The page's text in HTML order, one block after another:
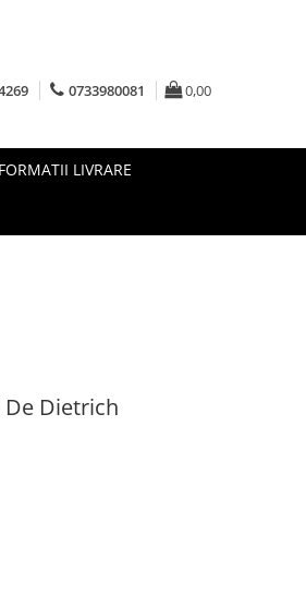
0733980081 0,00
LIVRARE
Dietrich